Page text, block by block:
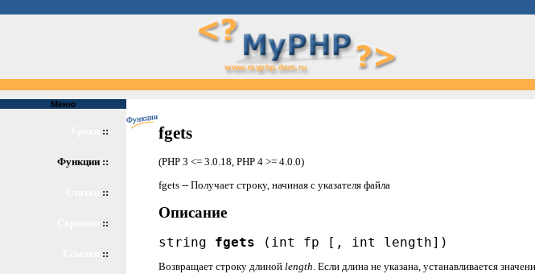
Меню
::
Функции ::
::
::
::
fgets
(PHP 3 <= 3.0.18, PHP 4 >= 4.0.0)
fgets -- Получает строку, начиная с указателя файла
Описание
string fgets (int fp [, int length])
Возвращает строку длиной length. Если длина не указана, устанавливается